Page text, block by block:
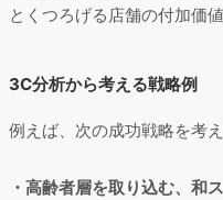
とくつろげる店舗の付加価
3C分析から考える戦略例
例えば、次の成功戦略を考
・高齢者層を取り込む、和